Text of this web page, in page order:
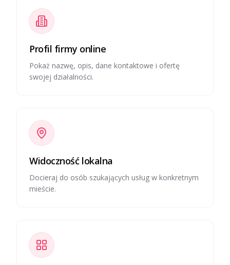
Profil firmy online
Pokaż nazwę, opis, dane kontaktowe i ofertę
swojej działalności.
Widoczność lokalna
Docieraj do osób szukających usług w konkretnym
mieście.